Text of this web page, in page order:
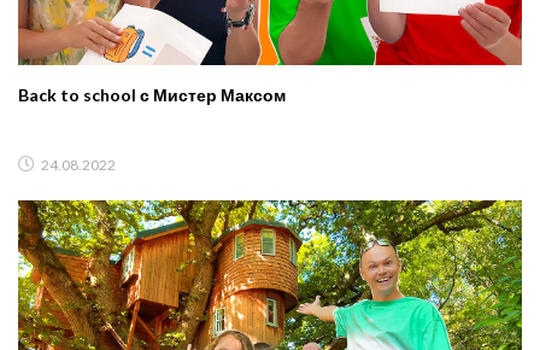
Back to school с Мистер Максом
24.08.2022